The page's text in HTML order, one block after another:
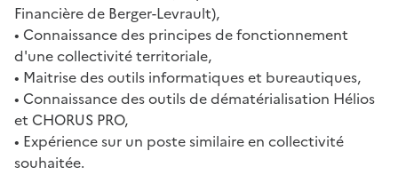
Financière de Berger-Levrault),
• Connaissance des principes de fonctionnement
d'une collectivité territoriale,
• Maitrise des outils informatiques et bureautiques,
• Connaissance des outils de dématérialisation Hélios
et CHORUS PRO,
• Expérience sur un poste similaire en collectivité
souhaitée.